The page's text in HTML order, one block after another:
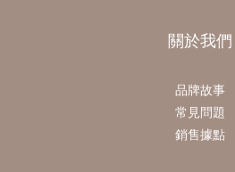
關於我們
品牌故事
常見問題
銷售據點